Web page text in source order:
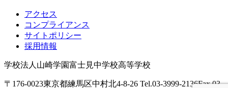
アクセス
コンプライアンス
サイトポリシー
採用情報
学校法人山崎学園富士見中学校高等学校
〒176-0023東京都練馬区中村北4-8-26 Tel.03-3999-2136Fax.03-